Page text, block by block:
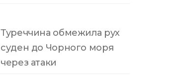
Туреччина обмежила рух
суден до Чорного моря
через атаки